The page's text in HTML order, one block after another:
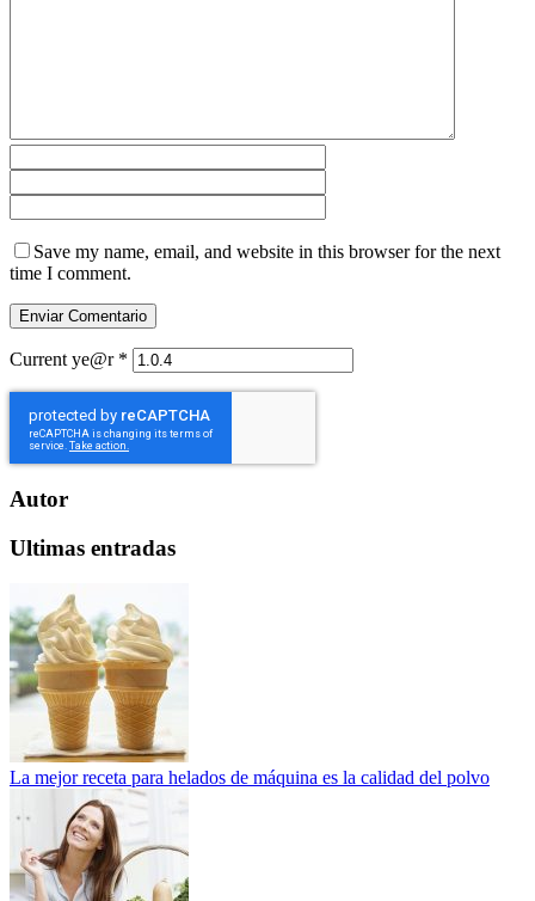
Save my name, email, and website in this browser for the next
time I comment.
Current ye@r *
Autor
Ultimas entradas
La mejor receta para helados de máquina es la calidad del polvo